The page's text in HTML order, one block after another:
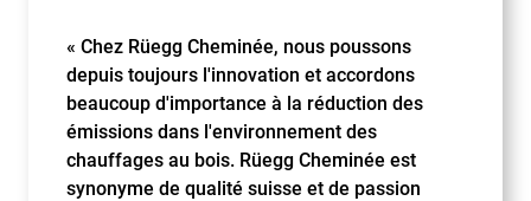
« Chez Rüegg Cheminée, nous poussons
depuis toujours l'innovation et accordons
beaucoup d'importance à la réduction des
émissions dans l'environnement des
chauffages au bois. Rüegg Cheminée est
synonyme de qualité suisse et de passion